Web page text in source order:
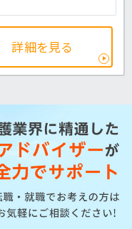
詳細を見る